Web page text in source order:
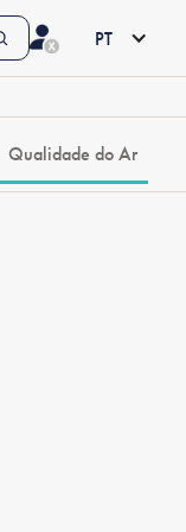
PT
Qualidade do Ar